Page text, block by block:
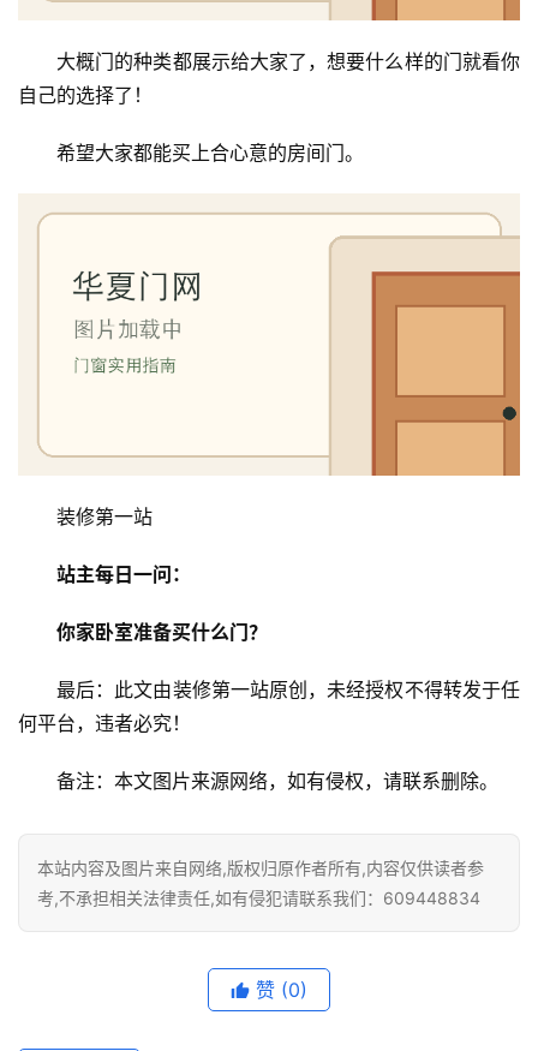
大概门的种类都展示给大家了，想要什么样的门就看你
自己的选择了！
希望大家都能买上合心意的房间门。
装修第一站
站主每日一问：
你家卧室准备买什么门？
最后：此文由装修第一站原创，未经授权不得转发于任
何平台，违者必究！
备注：本文图片来源网络，如有侵权，请联系删除。
本站内容及图片来自网络,版权归原作者所有,内容仅供读者参
考,不承担相关法律责任,如有侵犯请联系我们：609448834
赞 (0)